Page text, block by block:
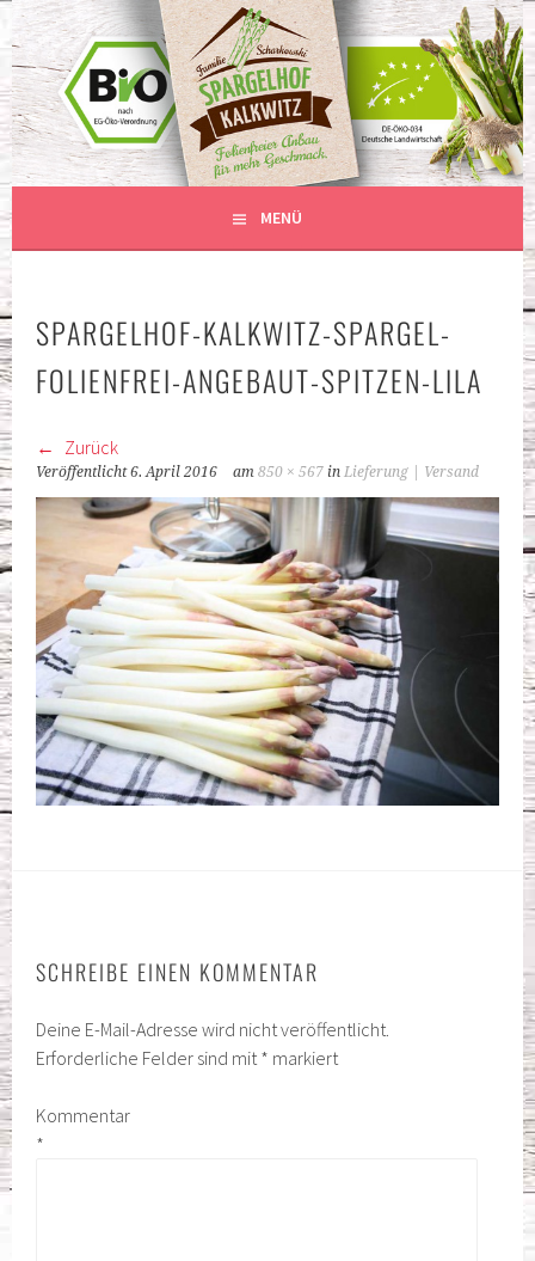
Springe
zum
InhaltBIO-SPARGEL – ANBAU OHNE
PLASTIKFOLIE
SPARGELHOF KALKWITZ
MENÜ
SPARGELHOF-KALKWITZ-SPARGEL-
FOLIENFREI-ANGEBAUT-SPITZEN-LILA
Zurück
Veröffentlicht6. April 2016 am850 × 567 inLieferung | Versand
SCHREIBE EINEN KOMMENTAR
Deine E-Mail-Adresse wird nicht veröffentlicht.
Erforderliche Felder sind mit* markiert
Kommentar
*